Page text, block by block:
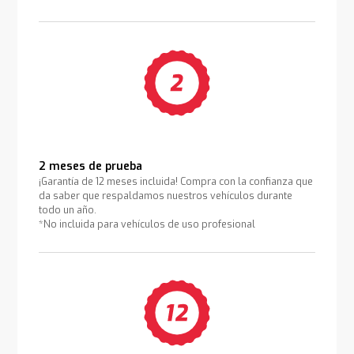
2 meses de prueba
¡Garantía de 12 meses incluida! Compra con la confianza que
da saber que respaldamos nuestros vehículos durante
todo un año.
*No incluida para vehículos de uso profesional